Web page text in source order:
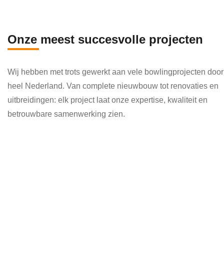
kund
Onze meest succesvolle projecten
Wij hebben met trots gewerkt aan vele bowlingprojecten door
heel Nederland. Van complete nieuwbouw tot renovaties en
uitbreidingen: elk project laat onze expertise, kwaliteit en
betrouwbare samenwerking zien.